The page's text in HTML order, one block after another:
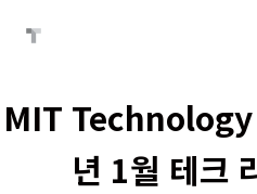
MIT
년 1월 테크